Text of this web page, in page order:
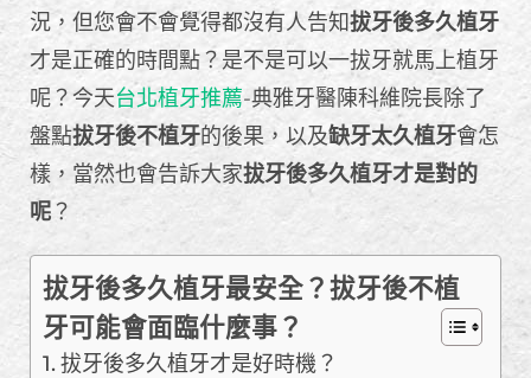
況，但您會不會覺得都沒有人告知拔牙後多久植牙
才是正確的時間點？是不是可以一拔牙就馬上植牙
呢？今天台北植牙推薦-典雅牙醫陳科維院長除了
盤點拔牙後不植牙的後果，以及缺牙太久植牙會怎
樣，當然也會告訴大家拔牙後多久植牙才是對的
呢？
拔牙後多久植牙最安全？拔牙後不植
牙可能會面臨什麼事？
拔牙後多久植牙才是好時機？